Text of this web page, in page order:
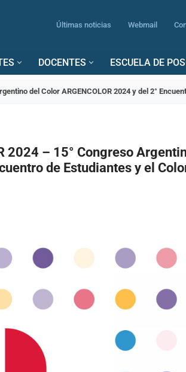
Últimas noticias Webmail
DOCENTES ESCUELA DE
del Color ARGENCOLOR 2024 y del 2°
2024 – 15° Congreso
de Estudiantes y el